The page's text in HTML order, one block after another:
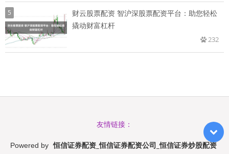
5
财云股票配资 智沪深股票配资平台：助您轻松
撬动财富杠杆
232
友情链接：
Powered by 恒信证券配资_恒信证券配资公司_恒信证券炒股配资